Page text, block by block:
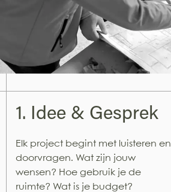
1. Idee & Gesprek
Elk project begint met luisteren en
doorvragen. Wat zijn jouw
wensen? Hoe gebruik je de
ruimte? Wat is je budget?